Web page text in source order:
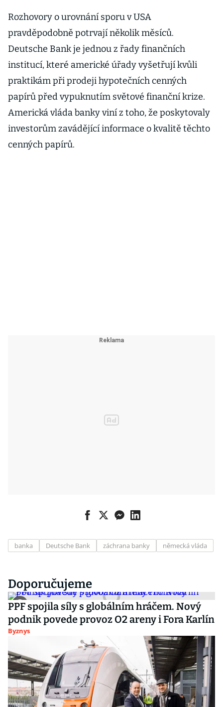
Rozhovory o urovnání sporu v USA
pravděpodobně potrvají několik měsíců.
Deutsche Bank je jednou z řady finančních
institucí, které americké úřady vyšetřují kvůli
praktikám při prodeji hypotečních cenných
papírů před vypuknutím světové finanční krize.
Americká vláda banky viní z toho, že poskytovaly
investorům zavádějící informace o kvalitě těchto
cenných papírů.
banka Deutsche Bank záchrana banky německá vláda
Doporučujeme
PPF spojila síly s globálním hráčem. Nový
podnik povede provoz O2 areny i Fora Karlín
Byznys